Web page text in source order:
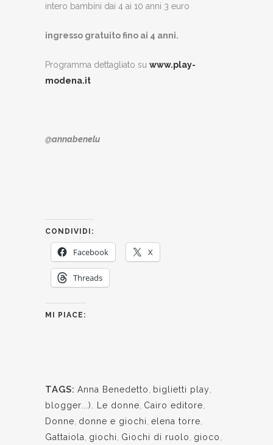
intero bambini dai 4 ai 10 anni 3 euro
ingresso gratuito fino ai 4 anni.
Programma dettagliato su www.play-
modena.it
@annabenelu
CONDIVIDI:
Facebook X
Threads
MI PIACE:
TAGS: Anna Benedetto biglietti play
blogger...). Le donne Cairo editore
Donne donne e giochi elena torre
Gattaiola
giochi Giochi di ruolo gioco